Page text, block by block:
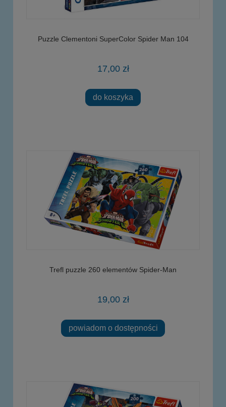
Puzzle Clementoni SuperColor Spider Man 104
17,00 zł
do koszyka
Trefl puzzle 260 elementów Spider-Man
19,00 zł
powiadom o dostępności